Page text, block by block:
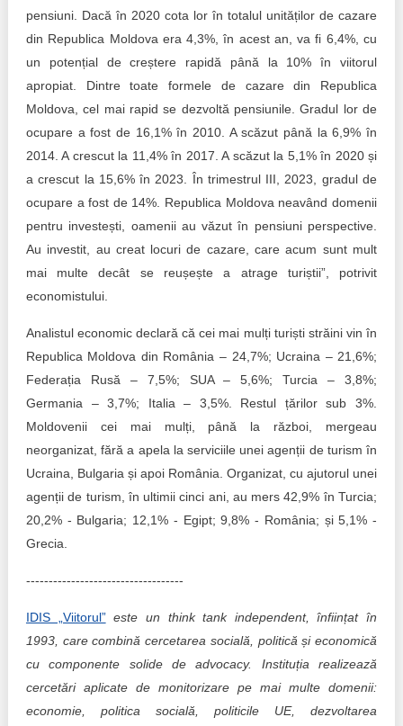
pensiuni. Dacă în 2020 cota lor în totalul unităților de cazare
din Republica Moldova era 4,3%, în acest an, va fi 6,4%, cu
un potențial de creștere rapidă până la 10% în viitorul
apropiat. Dintre toate formele de cazare din Republica
Moldova, cel mai rapid se dezvoltă pensiunile. Gradul lor de
ocupare a fost de 16,1% în 2010. A scăzut până la 6,9% în
2014. A crescut la 11,4% în 2017. A scăzut la 5,1% în 2020 și
a crescut la 15,6% în 2023. În trimestrul III, 2023, gradul de
ocupare a fost de 14%. Republica Moldova neavând domenii
pentru investești, oamenii au văzut în pensiuni perspective.
Au investit, au creat locuri de cazare, care acum sunt mult
mai multe decât se reușește a atrage turiștii”, potrivit
economistului.
Analistul economic declară că cei mai mulți turiști străini vin în
Republica Moldova din România – 24,7%; Ucraina – 21,6%;
Federația Rusă – 7,5%; SUA – 5,6%; Turcia – 3,8%;
Germania – 3,7%; Italia – 3,5%. Restul țărilor sub 3%.
Moldovenii cei mai mulți, până la război, mergeau
neorganizat, fără a apela la serviciile unei agenții de turism în
Ucraina, Bulgaria și apoi România. Organizat, cu ajutorul unei
agenții de turism, în ultimii cinci ani, au mers 42,9% în Turcia;
20,2% - Bulgaria; 12,1% - Egipt; 9,8% - România; și 5,1% -
Grecia.
-----------------------------------
IDIS „Viitorul” este un think tank independent, înființat în
1993, care combină cercetarea socială, politică și economică
cu componente solide de advocacy. Instituția realizează
cercetări aplicate de monitorizare pe mai multe domenii:
economie, politica socială, politicile UE, dezvoltarea